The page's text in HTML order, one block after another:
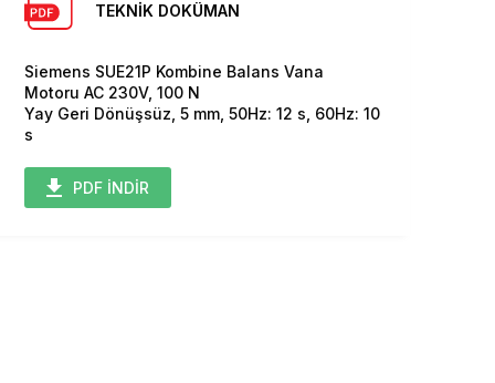
TEKNİK DOKÜMAN
Siemens SUE21P Kombine Balans Vana
Motoru AC 230V, 100 N
Yay Geri Dönüşsüz, 5 mm, 50Hz: 12 s, 60Hz: 10
s
PDF İNDİR